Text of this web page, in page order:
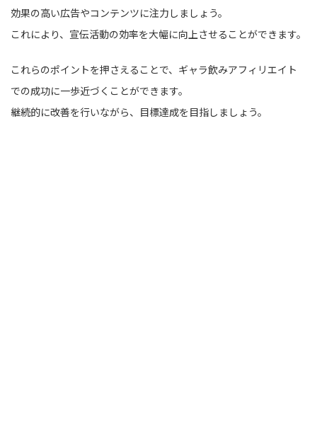
効果の高い広告やコンテンツに注力しましょう。
これにより、宣伝活動の効率を大幅に向上させることができます。
これらのポイントを押さえることで、ギャラ飲みアフィリエイト
での成功に一歩近づくことができます。
継続的に改善を行いながら、目標達成を目指しましょう。